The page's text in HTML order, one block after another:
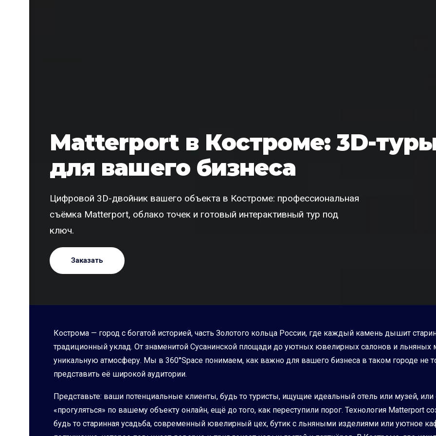
Matterport в Костроме: 3D-
для вашего бизнеса
Цифровой 3D-двойник вашего объекта в Костроме: профессиональная
съёмка Matterport, облако точек и готовый интерактивный тур под
ключ.
Заказать
Кострома — город с богатой историей, часть Золотого кольца России, где каждый камень дышит
традиционный уклад. От знаменитой Сусанинской площади до уютных ювелирных салонов и
уникальную атмосферу. Мы в 360°Space понимаем, как важно для вашего бизнеса в таком городе не
представить её широкой аудитории.
Представьте: ваши потенциальные клиенты, будь то туристы, ищущие идеальный отель или музей,
«прогуляться» по вашему объекту онлайн, ещё до того, как переступили порог. Технология
будь то старинная усадьба, современный ювелирный цех, бутик с льняными изделиями или уютное